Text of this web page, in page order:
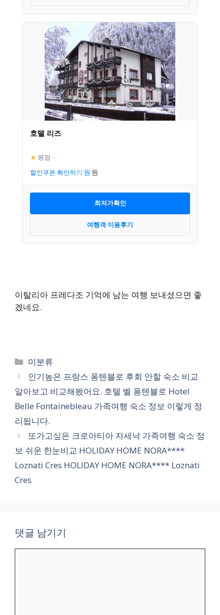
호텔 리즈
★ 평점 –
할인쿠폰 확인하기
최저가확인
여행객 이용후기
이탈리아 프레다조 기억에 남는 여행 보내셨으면 좋
겠네요.
카
테
리
미분류
인기높은 프랑스 퐁텐블로 후회 안할 숙소 비교
알아보고 비교해봤어요. 호텔 벨 퐁텐블로 Hotel
Belle Fontainebleau 가족여행 숙소 정보 이렇게 정
리됩니다.
또가고싶은 크로아티아 자세낙 가족여행 숙소 정
보 쉬운 한눈비교 HOLIDAY HOME NORA****
Loznati Cres HOLIDAY HOME NORA**** Loznati
Cres
댓글 남기기